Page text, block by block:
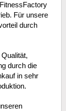
Für unsere
durch
durch die
in sehr